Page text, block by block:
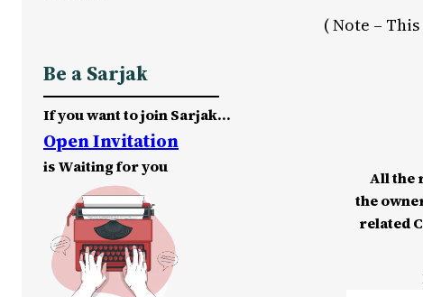
Be a Sarjak
If you want to join Sarjak…
Open Invitation
is Waiting for you
( Note –
All the
the
related